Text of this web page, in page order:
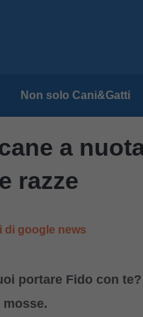
Non solo Cani&Gatti
a
razze
di google news
portare Fido con
mosse.